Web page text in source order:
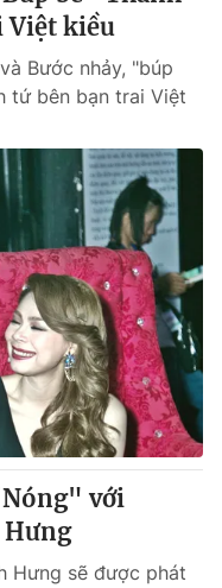
Việt kiều
Bước nhảy, "búp
tứ bên bạn trai Việt
với
Hưng sẽ được phát